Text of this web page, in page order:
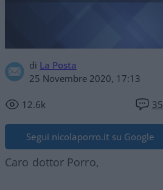
di La Posta
25 Novembre 2020, 17:13
12.6k 35
Segui nicolaporro.it su Google
Caro dottor Porro,